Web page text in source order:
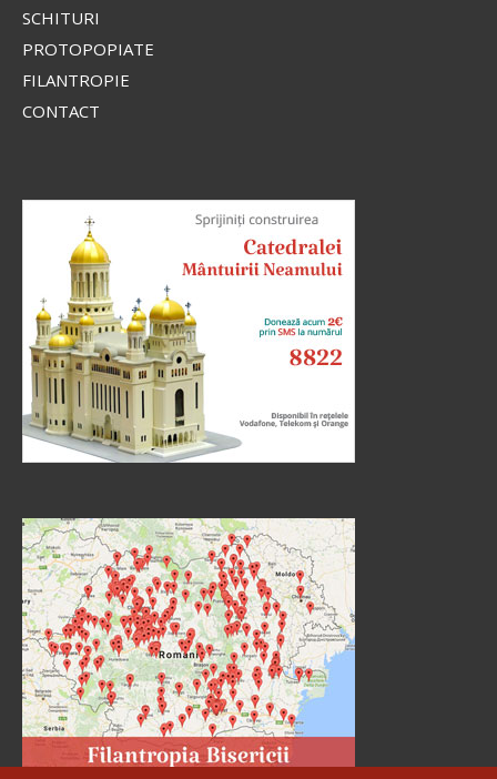
conștiinței noastre că am umblat în lume, și mai
cei ce zic că nu este înviere, și L-au întrebat, zicând:
Învățătorule, Moise a zis: «Dacă cineva moare
neavând copii, fratele...
doxologia.ro
Preia articolele Doxologia în site-ul tău!
SCHITURI
PROTOPOPIATE
FILANTROPIE
CONTACT